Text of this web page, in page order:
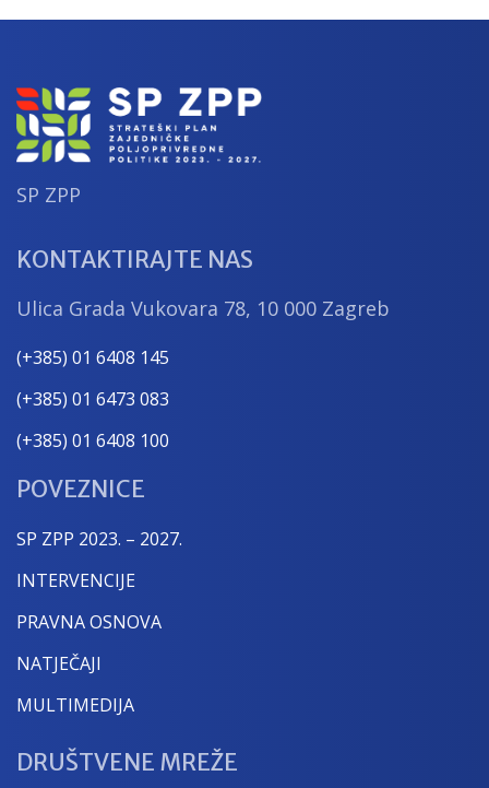
SP ZPP
KONTAKTIRAJTE NAS
Ulica Grada Vukovara 78, 10 000 Zagreb
(+385) 01 6408 145
(+385) 01 6473 083
(+385) 01 6408 100
POVEZNICE
SP ZPP 2023. – 2027.
INTERVENCIJE
PRAVNA OSNOVA
NATJEČAJI
MULTIMEDIJA
DRUŠTVENE MREŽE